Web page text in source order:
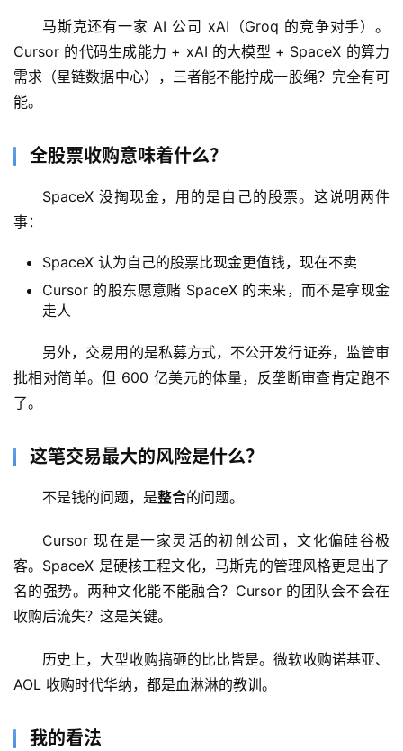
日
报
源
用
行
/
文
模
架
马斯克还有一家 AI 公司 xAI（Groq 的竞争对手）。
Cursor 的代码生成能力 + xAI 的大模型 + SpaceX 的算力
需求（星链数据中心），三者能不能拧成一股绳？完全有可
能。
全股票收购意味着什么？
SpaceX 没掏现金，用的是自己的股票。这说明两件
事：
SpaceX 认为自己的股票比现金更值钱，现在不卖
Cursor 的股东愿意赌 SpaceX 的未来，而不是拿现金
走人
另外，交易用的是私募方式，不公开发行证券，监管审
批相对简单。但 600 亿美元的体量，反垄断审查肯定跑不
了。
这笔交易最大的风险是什么？
不是钱的问题，是整合的问题。
Cursor 现在是一家灵活的初创公司，文化偏硅谷极
客。SpaceX 是硬核工程文化，马斯克的管理风格更是出了
名的强势。两种文化能不能融合？Cursor 的团队会不会在
收购后流失？这是关键。
历史上，大型收购搞砸的比比皆是。微软收购诺基亚、
AOL 收购时代华纳，都是血淋淋的教训。
我的看法